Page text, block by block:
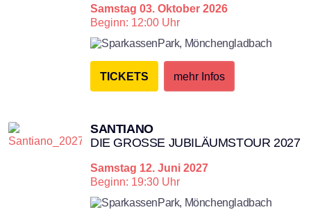
Samstag 03. Oktober 2026
Beginn: 12:00 Uhr
SparkassenPark, Mönchengladbach
TICKETS mehr Infos
SANTIANO
DIE GROSSE JUBILÄUMSTOUR 2027
Samstag 12. Juni 2027
Beginn: 19:30 Uhr
SparkassenPark, Mönchengladbach